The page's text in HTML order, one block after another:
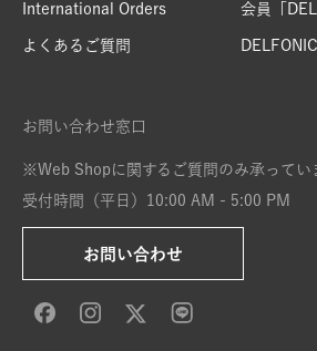
International Orders
よくあるご質問
会員「
お問い合わせ窓口
※Web Shopに関するご質問のみ承ってい
受付時間（平日）10:00 AM - 5:00 PM
お問い合わせ